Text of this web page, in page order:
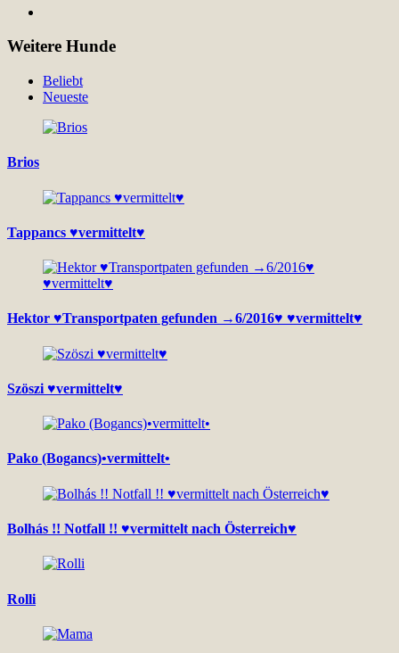
Weitere Hunde
Beliebt
Neueste
Brios
Tappancs ♥vermittelt♥
Hektor ♥Transportpaten gefunden →6/2016♥ ♥vermittelt♥
Szöszi ♥vermittelt♥
Pako (Bogancs)•vermittelt•
Bolhás !! Notfall !! ♥vermittelt nach Österreich♥
Rolli